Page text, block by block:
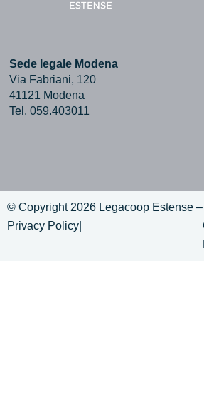
Sede legale Modena
Via Fabriani, 120
41121 Modena
Tel. 059.403011
© Copyright 2026 Legacoop Estense
Privacy Policy